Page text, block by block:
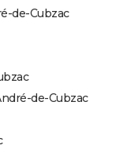
de-Cubzac
de-Cubzac